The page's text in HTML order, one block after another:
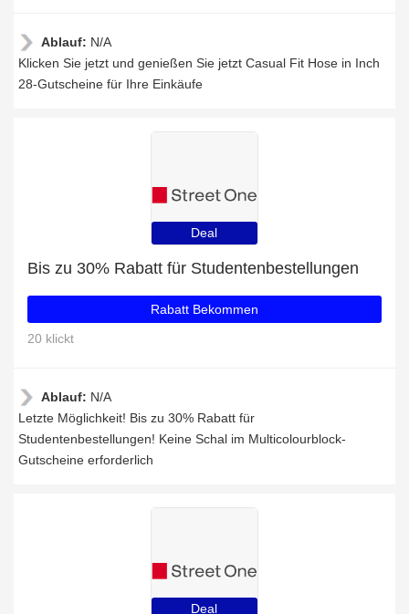
Ablauf: N/A
Klicken Sie jetzt und genießen Sie jetzt Casual Fit Hose in Inch
28-Gutscheine für Ihre Einkäufe
Deal
Bis zu 30% Rabatt für Studentenbestellungen
Rabatt Bekommen
20 klickt
Ablauf: N/A
Letzte Möglichkeit! Bis zu 30% Rabatt für
Studentenbestellungen! Keine Schal im Multicolourblock-
Gutscheine erforderlich
Deal